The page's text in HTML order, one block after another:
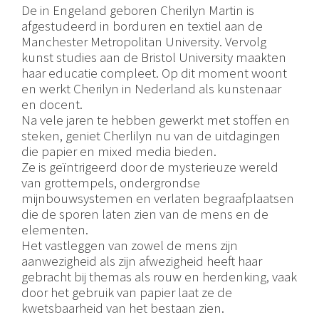
De in Engeland geboren Cherilyn Martin is
afgestudeerd in borduren en textiel aan de
Manchester Metropolitan University. Vervolg
kunst studies aan de Bristol University maakten
haar educatie compleet. Op dit moment woont
en werkt Cherilyn in Nederland als kunstenaar
en docent.
Na vele jaren te hebben gewerkt met stoffen en
steken, geniet Cherlilyn nu van de uitdagingen
die papier en mixed media bieden.
Ze is geïntrigeerd door de mysterieuze wereld
van grottempels, ondergrondse
mijnbouwsystemen en verlaten begraafplaatsen
die de sporen laten zien van de mens en de
elementen.
Het vastleggen van zowel de mens zijn
aanwezigheid als zijn afwezigheid heeft haar
gebracht bij themas als rouw en herdenking, vaak
door het gebruik van papier laat ze de
kwetsbaarheid van het bestaan zien.